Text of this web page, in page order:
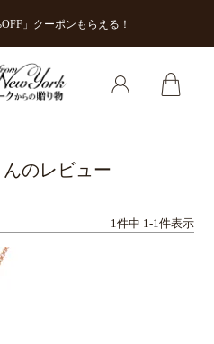
」クーポンもらえる！
のレビュー
1件中 1-1件表示